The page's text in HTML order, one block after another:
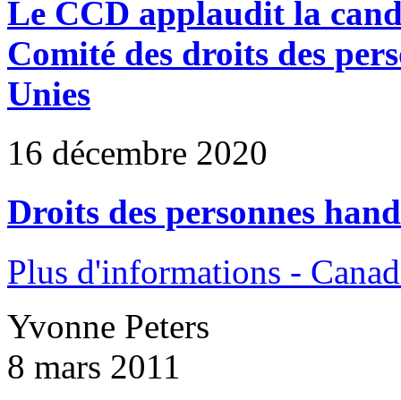
Le CCD applaudit la
Comité des droits des
Unies
16 décembre 2020
Droits des personnes
Plus d'informations -
Yvonne Peters
8 mars 2011